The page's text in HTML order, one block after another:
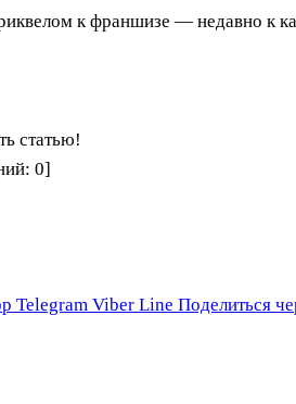
к франшизе — недавно к
статью!
0]
Telegram Viber Line Поделиться